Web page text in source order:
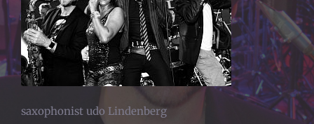
saxophonist udo Lindenberg